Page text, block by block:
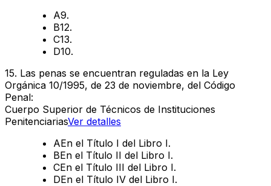
A9.
B12.
C13.
D10.
15. Las penas se encuentran reguladas en la Ley
Orgánica 10/1995, de 23 de noviembre, del Código
Penal:
Cuerpo Superior de Técnicos de Instituciones
PenitenciariasVer detalles
AEn el Título I del Libro I.
BEn el Título II del Libro I.
CEn el Título III del Libro I.
DEn el Título IV del Libro I.